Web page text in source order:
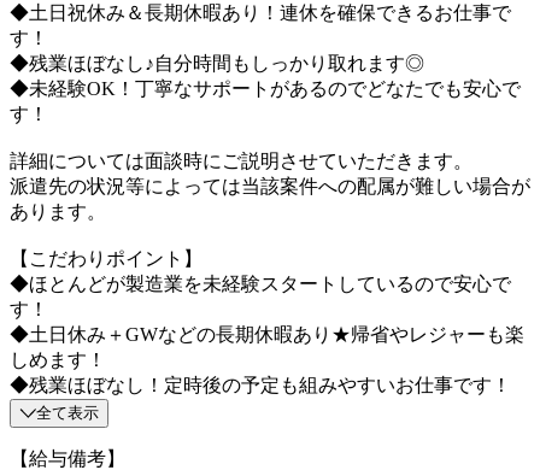
◆土日祝休み＆長期休暇あり！連休を確保できるお仕事で
す！
◆残業ほぼなし♪自分時間もしっかり取れます◎
◆未経験OK！丁寧なサポートがあるのでどなたでも安心で
す！
詳細については面談時にご説明させていただきます。
派遣先の状況等によっては当該案件への配属が難しい場合が
あります。
【こだわりポイント】
◆ほとんどが製造業を未経験スタートしているので安心で
す！
◆土日休み＋GWなどの長期休暇あり★帰省やレジャーも楽
しめます！
◆残業ほぼなし！定時後の予定も組みやすいお仕事です！
全て表示
【給与備考】